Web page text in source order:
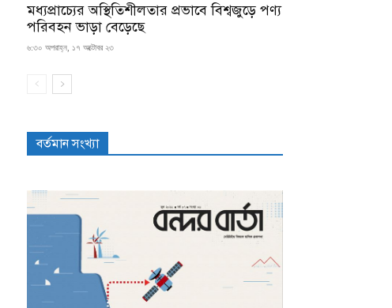
মধ্যপ্রাচ্যের অস্থিতিশীলতার প্রভাবে বিশ্বজুড়ে পণ্য
পরিবহন ভাড়া বেড়েছে
৬:৩০ অপরাহ্ন, ১৭ অক্টোবর ২৩
বর্তমান সংখ্যা